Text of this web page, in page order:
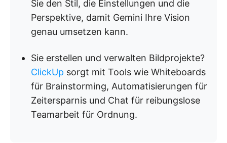
Sie den Stil, die Einstellungen und die
Perspektive, damit Gemini Ihre Vision
genau umsetzen kann.
Sie erstellen und verwalten Bildprojekte?
ClickUp sorgt mit Tools wie Whiteboards
für Brainstorming, Automatisierungen für
Zeitersparnis und Chat für reibungslose
Teamarbeit für Ordnung.